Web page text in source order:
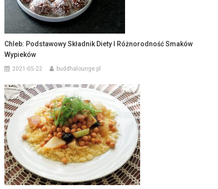
Chleb: Podstawowy Składnik Diety I Różnorodność Smaków
Wypieków
2021-05-22 buddhalounge.pl